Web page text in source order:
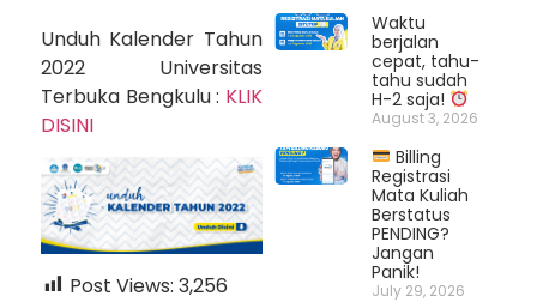
Unduh Kalender Tahun
2022 Universitas
Terbuka Bengkulu : KLIK
DISINI
Post Views: 3,256
Waktu
berjalan
cepat, tahu-
tahu sudah
H-2 saja!
August 3, 2026
Billing
Registrasi
Mata Kuliah
Berstatus
PENDING?
Jangan
Panik!
July 29, 2026